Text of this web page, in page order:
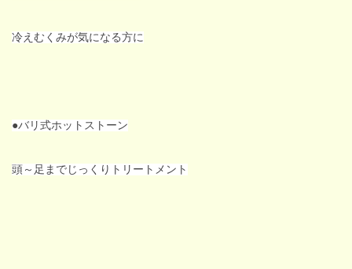
冷えむくみが気になる方に
●バリ式ホットストーン
頭～足までじっくりトリートメント